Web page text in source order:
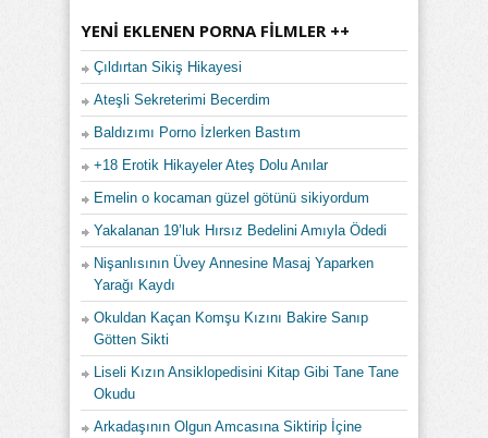
YENI EKLENEN PORNA FILMLER ++
Çıldırtan Sikiş Hikayesi
Ateşli Sekreterimi Becerdim
Baldızımı Porno İzlerken Bastım
+18 Erotik Hikayeler Ateş Dolu Anılar
Emelin o kocaman güzel götünü sikiyordum
Yakalanan 19’luk Hırsız Bedelini Amıyla Ödedi
Nişanlısının Üvey Annesine Masaj Yaparken
Yarağı Kaydı
Okuldan Kaçan Komşu Kızını Bakire Sanıp
Götten Sikti
Liseli Kızın Ansiklopedisini Kitap Gibi Tane Tane
Okudu
Arkadaşının Olgun Amcasına Siktirip İçine